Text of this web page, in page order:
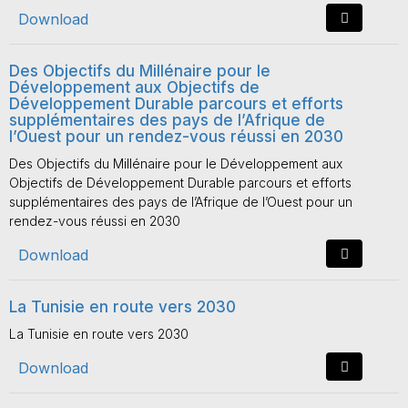
Download
Des Objectifs du Millénaire pour le
Développement aux Objectifs de
Développement Durable parcours et efforts
supplémentaires des pays de l’Afrique de
l’Ouest pour un rendez-vous réussi en 2030
Des Objectifs du Millénaire pour le Développement aux
Objectifs de Développement Durable parcours et efforts
supplémentaires des pays de l’Afrique de l’Ouest pour un
rendez-vous réussi en 2030
Download
La Tunisie en route vers 2030
La Tunisie en route vers 2030
Download